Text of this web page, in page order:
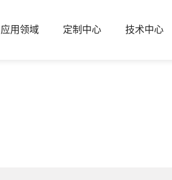
应用领域 定制中心 技术中心